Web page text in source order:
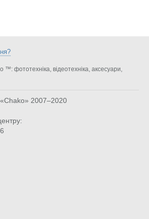
™: фототехніка, відеотехніка, аксесуари,
2007–2020